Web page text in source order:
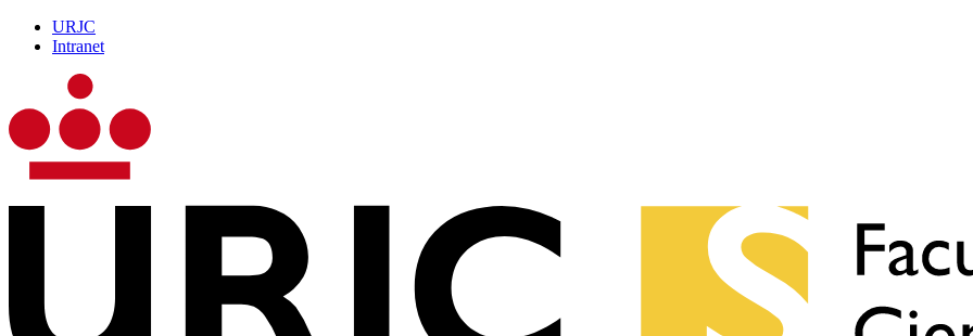
URJC
Intranet